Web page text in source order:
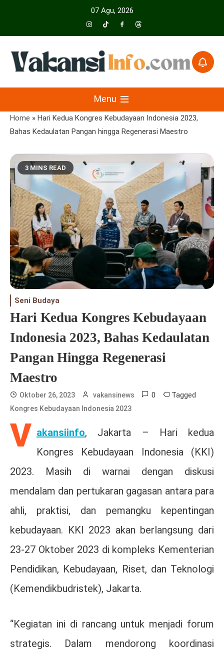
07 Agu, 2026
VakansiinfoMenu
Home » Hari Kedua Kongres Kebudayaan Indonesia 2023,
Bahas Kedaulatan Pangan hingga Regenerasi Maestro
3 MINS READ
Seni Budaya
Hari Kedua Kongres Kebudayaan
Indonesia 2023, Bahas Kedaulatan
Pangan Hingga Regenerasi
Maestro
Oktober 26, 2023 vakansinews 0 Tagged
Kongres Kebudayaan Indonesia 2023
V akansiinfo, Jakarta – Hari kedua
Kongres Kebudayaan Indonesia (KKI)
2023. Masih di warnai dengan diskusi
mendalam dan pertukaran gagasan antara para
ahli, praktisi, dan pemangku kepentingan
kebudayaan. KKI 2023 akan berlangsung dari
23-27 Oktober 2023 di kompleks Kementerian
Pendidikan, Kebudayaan, Riset, dan Teknologi
(Kemendikbudristek), Jakarta.
“Kegiatan ini di rancang untuk menjadi forum
strategis. Dalam mendorong koordinasi